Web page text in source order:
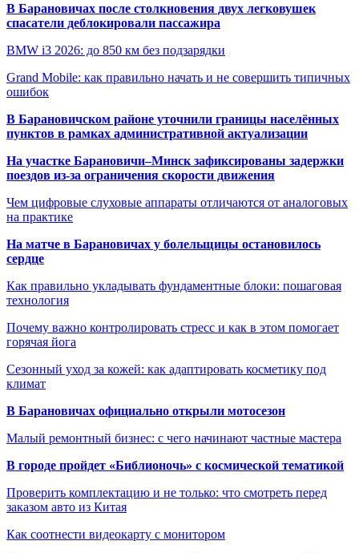
В Барановичах после столкновения двух легковушек
спасатели деблокировали пассажира
BMW i3 2026: до 850 км без подзарядки
Grand Mobile: как правильно начать и не совершить типичных
ошибок
В Барановичском районе уточнили границы населённых
пунктов в рамках административной актуализации
На участке Барановичи–Минск зафиксированы задержки
поездов из-за ограничения скорости движения
Чем цифровые слуховые аппараты отличаются от аналоговых
на практике
На матче в Барановичах у болельщицы остановилось
сердце
Как правильно укладывать фундаментные блоки: пошаговая
технология
Почему важно контролировать стресс и как в этом помогает
горячая йога
Сезонный уход за кожей: как адаптировать косметику под
климат
В Барановичах официально открыли мотосезон
Малый ремонтный бизнес: с чего начинают частные мастера
В городе пройдет «Библионочь» с космической тематикой
Проверить комплектацию и не только: что смотреть перед
заказом авто из Китая
Как соотнести видеокарту с монитором